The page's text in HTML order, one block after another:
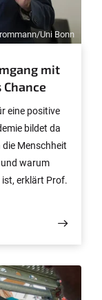
Uni Bonn
mit
eine positive
bildet da
Menschheit
warum
ist, erklärt Prof.